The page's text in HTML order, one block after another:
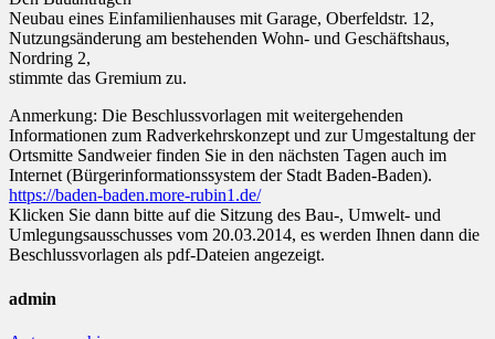
Neubau eines Einfamilienhauses mit Garage, Oberfeldstr. 12,
Nutzungsänderung am bestehenden Wohn- und Geschäftshaus,
Nordring 2,
stimmte das Gremium zu.
Anmerkung: Die Beschlussvorlagen mit weitergehenden
Informationen zum Radverkehrskonzept und zur Umgestaltung der
Ortsmitte Sandweier finden Sie in den nächsten Tagen auch im
Internet (Bürgerinformationssystem der Stadt Baden-Baden).
https://baden-baden.more-rubin1.de/
Klicken Sie dann bitte auf die Sitzung des Bau-, Umwelt- und
Umlegungsausschusses vom 20.03.2014, es werden Ihnen dann die
Beschlussvorlagen als pdf-Dateien angezeigt.
admin